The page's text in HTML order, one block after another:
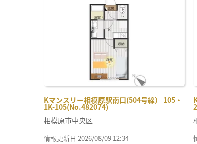
Kマンスリー相模原駅南口(504号線） 105・
1K-105(No.482074)
相模原市中央区
情報更新日 2026/08/09 12:34